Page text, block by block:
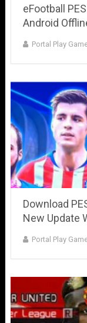
eFootball
Android
Portal Play
Download
New Update
Portal Play